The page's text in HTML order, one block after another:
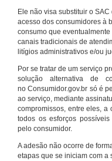
Ele não visa substituir o
acesso dos consumidores à
consumo que
canais tradicionais de
litígios administrativos e/ou
Por se tratar de um serviço
solução alternativa de
no Consumidor.gov.br só é
ao serviço, mediante
compromissos, entre eles, a
todos os esforços
pelo consumidor.
A adesão não ocorre de
etapas que se iniciam com a